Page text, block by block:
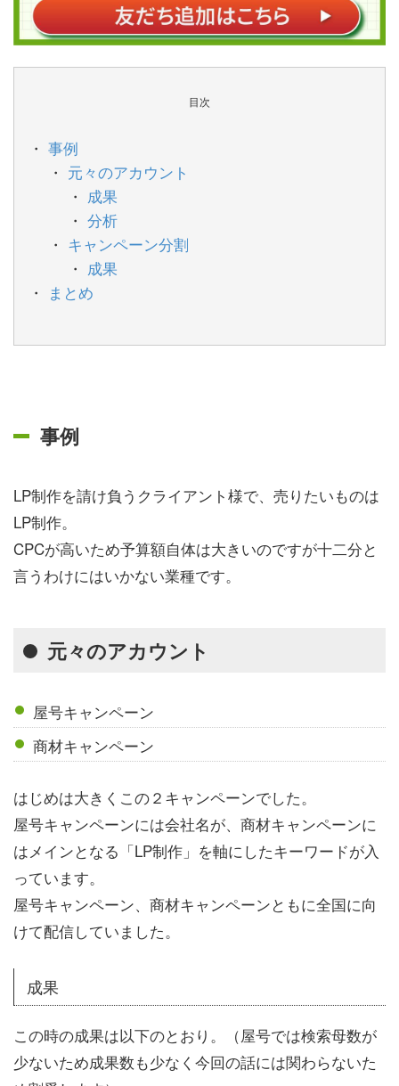
目次
事例
元々のアカウント
成果
分析
キャンペーン分割
成果
まとめ
事例
LP制作を請け負うクライアント様で、売りたいものは
LP制作。
CPCが高いため予算額自体は大きいのですが十二分と
言うわけにはいかない業種です。
元々のアカウント
屋号キャンペーン
商材キャンペーン
はじめは大きくこの２キャンペーンでした。
屋号キャンペーンには会社名が、商材キャンペーンに
はメインとなる「LP制作」を軸にしたキーワードが入
っています。
屋号キャンペーン、商材キャンペーンともに全国に向
けて配信していました。
成果
この時の成果は以下のとおり。（屋号では検索母数が
少ないため成果数も少なく今回の話には関わらないた